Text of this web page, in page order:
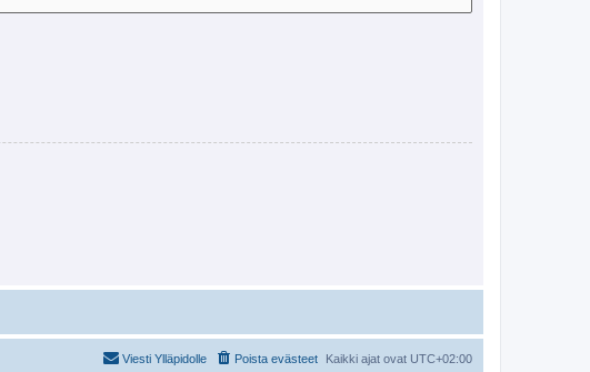
Kaikki ajat ovat UTC+02:00
Poista evästeet
Viesti Ylläpidolle